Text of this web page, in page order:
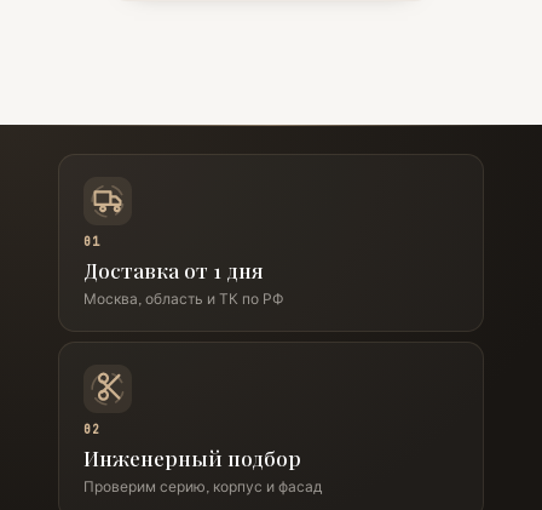
01
Доставка от 1 дня
Москва, область и ТК по РФ
02
Инженерный подбор
Проверим серию, корпус и фасад